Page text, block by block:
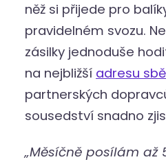
něž si přijede pro
pravidelném svozu.
zásilky jednoduše
na nejbližší adresu
partnerských
sousedství snadno
„Měsíčně posílám